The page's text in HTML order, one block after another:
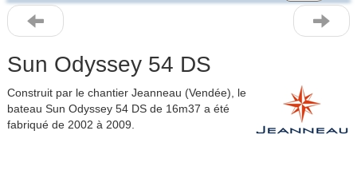
Sun Odyssey 54 DS
Construit par le chantier Jeanneau (Vendée), le
bateau Sun Odyssey 54 DS de 16m37 a été
fabriqué de 2002 à 2009.